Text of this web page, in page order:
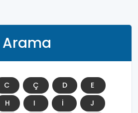
C Ç D
E
H I İ
J